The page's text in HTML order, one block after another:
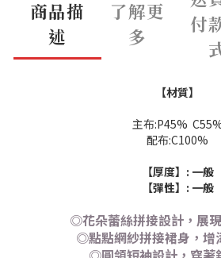
商品描
述
了解更
多
付
【材質】
主布:P45%
配布:C100%
【厚度】: 一般
【彈性】: 一般
◎花朵蕾絲拼接設計，展
◎點點網紗拼接裙身，增